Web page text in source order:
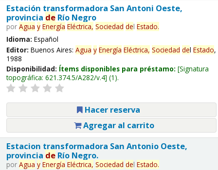
Estación transformadora San Antoni Oeste,
provincia deRío Negro
por Agua y Energía Eléctrica, Sociedad del Estado.
Idioma: Español
Editor: Buenos Aires: Agua y Energía Eléctrica, Sociedad del Estado,
1988
Disponibilidad: Ítems disponibles para préstamo: Signatura
topográfica: 621.374.5/A282/v.4 (1).
Hacer reserva
Agregar al carrito
Estacion transformadora San Antonio Oeste,
provincia deRío Negro.
por Agua y Energía Eléctrica, Sociedad del Estado.